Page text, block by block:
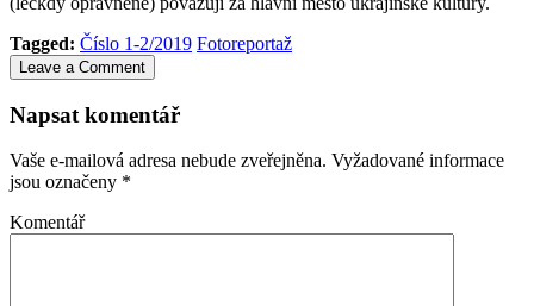
Tagged: Číslo 1-2/2019 Fotoreportaž
Leave a Comment
Napsat komentář
Vaše e-mailová adresa nebude zveřejněna. Vyžadované informace
jsou označeny *
Komentář